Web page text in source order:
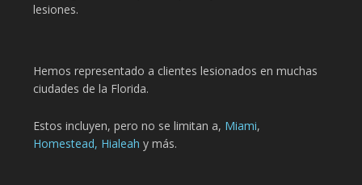
lesiones.
Hemos representado a clientes lesionados en muchas
ciudades de la Florida.
Estos incluyen, pero no se limitan a, Miami,
Homestead, Hialeah y más.